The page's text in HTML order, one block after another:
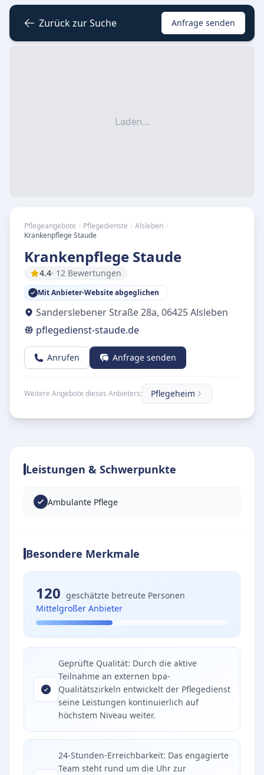
Zurück zur Suche Anfrage senden
Laden...
Pflegeangebote Pflegedienste
Alsleben
Krankenpflege Staude
Krankenpflege Staude
4.4· 12 Bewertungen
Mit Anbieter-Website abgeglichen
Sanderslebener Straße 28a, 06425Alsleben
pflegedienst-staude.de
Anrufen Anfrage senden
Weitere Angebote dieses Anbieters: Pflegeheim
Leistungen & Schwerpunkte
Ambulante Pflege
Besondere Merkmale
120 geschätzte betreute Personen
Mittelgroßer Anbieter
Geprüfte Qualität: Durch die aktive
Teilnahme an externen bpa-
Qualitätszirkeln entwickelt der Pflegedienst
seine Leistungen kontinuierlich auf
höchstem Niveau weiter.
24-Stunden-Erreichbarkeit: Das engagierte
Team steht rund um die Uhr zur